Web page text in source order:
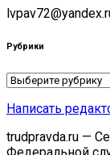
Рубрики
Рубрики
Написать
trudpravda.ru —
Федеральной